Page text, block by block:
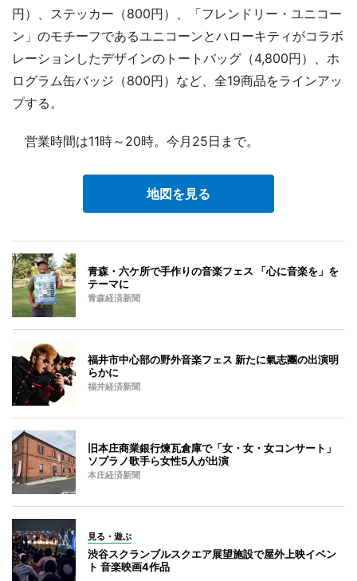
円）、ステッカー（800円）、「フレンドリー・ユニコー
ン」のモチーフであるユニコーンとハローキティがコラボ
レーションしたデザインのトートバッグ（4,800円）、ホ
ログラム缶バッジ（800円）など、全19商品をラインアッ
プする。
営業時間は11時～20時。今月25日まで。
地図を見る
青森・六ケ所で手作りの音楽フェス 「心に音楽を」を
テーマに
青森経済新聞
福井市中心部の野外音楽フェス 新たに氣志團の出演明
らかに
福井経済新聞
旧本庄商業銀行煉瓦倉庫で「女・女・女コンサート」
ソプラノ歌手ら女性5人が出演
本庄経済新聞
見る・遊ぶ
渋谷スクランブルスクエア展望施設で屋外上映イベン
ト 音楽映画4作品